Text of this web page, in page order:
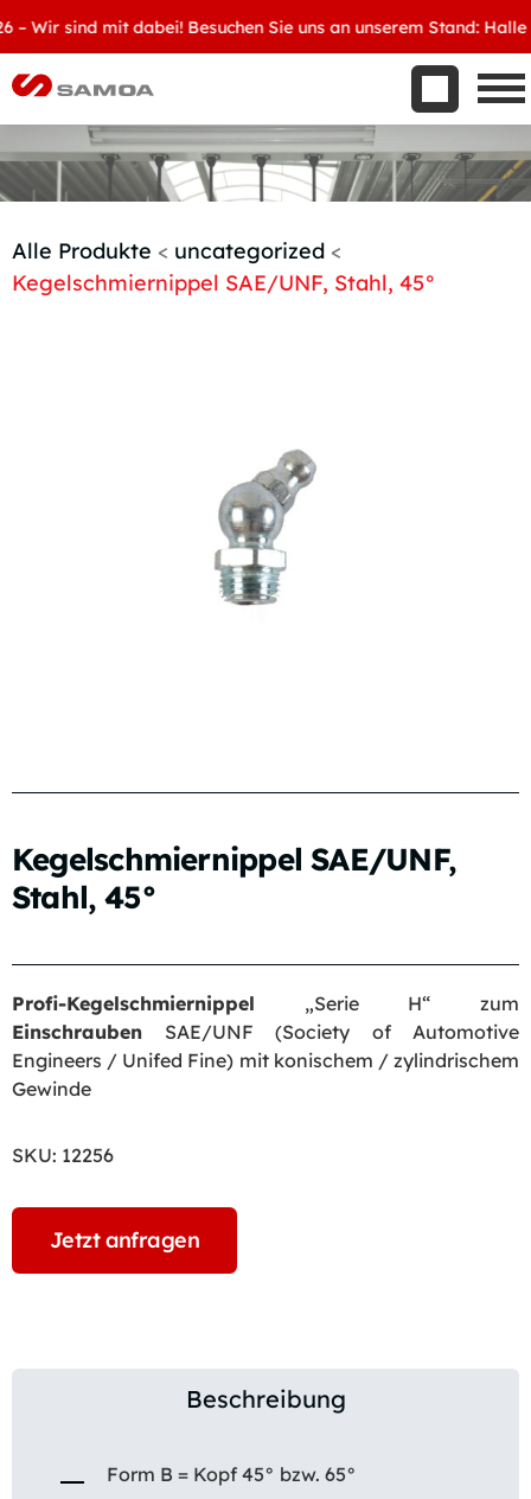
Wir sind mit dabei! Besuchen Sie uns an unserem Stand: Halle
Aktuelles
Kontakt
Handelspartner werden
Alle Produkte < uncategorized <
Kegelschmiernippel SAE/UNF, Stahl, 45°
Kegelschmiernippel SAE/UNF,
Stahl, 45°
Profi-Kegelschmiernippel „Serie H“ zum
Einschrauben SAE/UNF (Society of Automotive
Engineers / Unifed Fine) mit konischem / zylindrischem
Gewinde
SKU: 12256
Jetzt anfragen
Beschreibung
Form B = Kopf 45° bzw. 65°